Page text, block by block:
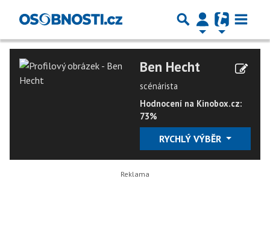
Ben Hecht
scénárista
Hodnocení na Kinobox.cz:
73%
RYCHLÝ VÝBĚR